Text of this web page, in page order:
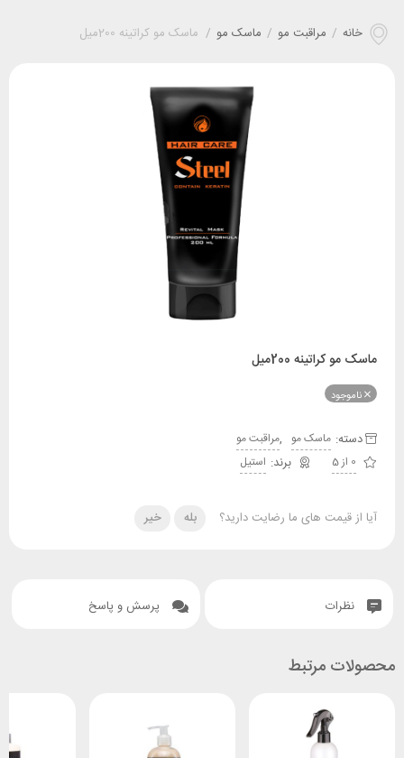
خانه / مراقبت مو / ماسک مو / ماسک مو کراتینه 200میل
ماسک مو کراتینه 200میل
ناموجود
دسته: ماسک مو ,مراقبت مو
0 از 5
استیل
آیا از قیمت های ما رضایت دارید؟ بله خیر
نظرات پرسش و پاسخ
محصولات مرتبط